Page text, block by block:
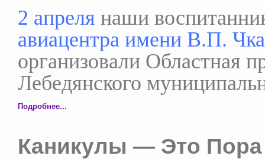
2 апреля наши
авиацентра имени В.П.
организовали Областная
Лебедянского
Подробнее...
Каникулы — Это Пора